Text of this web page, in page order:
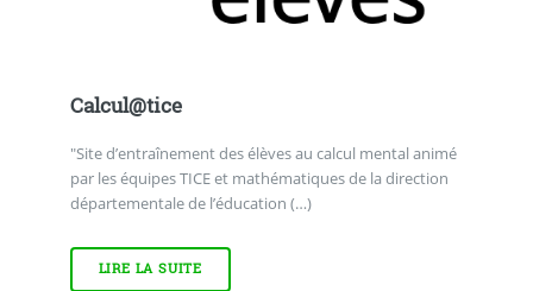
Calcul@tice
"Site d’entraînement des élèves au calcul mental animé
par les équipes TICE et mathématiques de la direction
départementale de l’éducation (…)
LIRE LA SUITE